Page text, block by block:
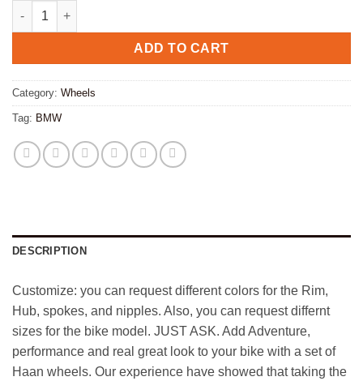
BMW F 800 GS Haan Wheels Set quantity
ADD TO CART
Category: Wheels
Tag: BMW
DESCRIPTION
Customize: you can request different colors for the Rim,
Hub, spokes, and nipples. Also, you can request differnt
sizes for the bike model. JUST ASK. Add Adventure,
performance and real great look to your bike with a set of
Haan wheels. Our experience have showed that taking the